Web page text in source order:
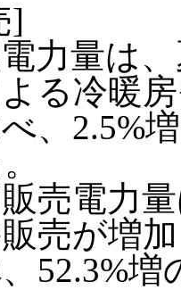
]
力量は
る冷暖
、2.5%
売電力
売が増
52.3%増